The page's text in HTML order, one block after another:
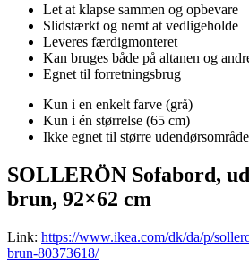
Let at klapse sammen og opbevare
Slidstærkt og nemt at vedligeholde
Leveres færdigmonteret
Kan bruges både på altanen og
Egnet til forretningsbrug
Kun i en enkelt farve (grå)
Kun i én størrelse (65 cm)
Ikke egnet til større
SOLLERÖN Sofabord,
brun, 92×62 cm
Link: https://www.ikea.com/dk/da/p/
brun-80373618/